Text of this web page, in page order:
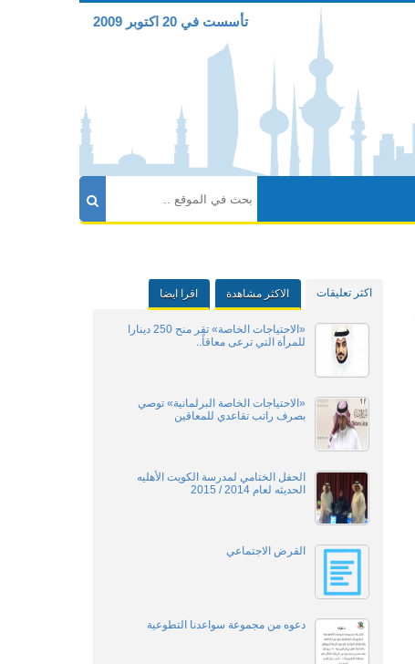
تأسست في 20 اكتوبر 2009
اكثر تعليقات الاكثر مشاهدة اقرا ايضا
«الاحتياجات الخاصة» تقر منح 250 دينارا
للمرأة التي ترعى معاقاً..
«الاحتياجات الخاصة البرلمانية» توصي
بصرف راتب تقاعدي للمعاقين
الحفل الختامي لمدرسة الكويت الأهليه
الحديثه لعام 2014 / 2015
القرض الاجتماعي
دعوه من مجموعة سواعدنا التطوعية